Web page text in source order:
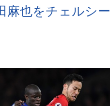
麻也をチェルシ